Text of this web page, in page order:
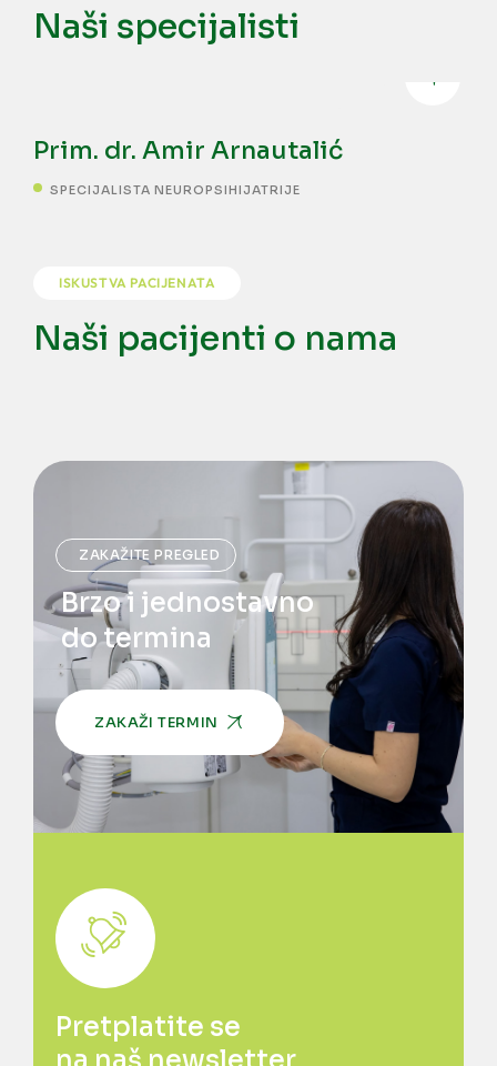
Naši specijalisti
SPECIJALISTA NEUROPSIHIJATRIJE
Prim. dr. Amir Arnautalić
ISKUSTVA PACIJENATA
Naši pacijenti o nama
ZAKAŽITE PREGLED
Brzo i jednostavno
do termina
ZAKAŽI TERMIN
Pretplatite se